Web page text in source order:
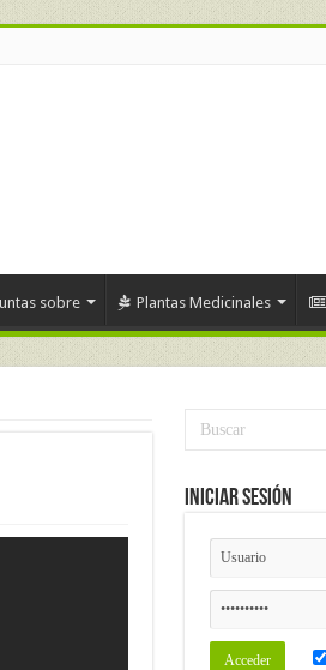
sobre Plantas Medicinales
Iniciar Sesión